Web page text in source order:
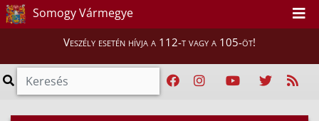
Somogy Vármegye
Veszély esetén hívja a 112-t vagy a 105-öt!